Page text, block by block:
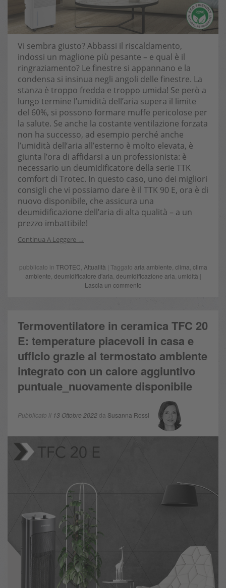
Vi sembra giusto? Abbassi il riscaldamento,
indossi un maglione più pesante – e qual è il
ringraziamento? Le finestre si appannano e la
condensa si insinua negli angoli delle finestre. La
stanza è troppo fredda e troppo umida! Se però a
lungo termine l’umidità dell’aria supera il limite
del 60%, si possono formare muffe pericolose per
la salute. Se anche la costante ventilazione forzata
non ha successo, ad esempio perché anche
l’umidità dell’aria all’esterno è molto elevata, è
giunta l’ora di affidarsi a un professionista: è
necessario un deumidificatore della serie TTK
comfort di Trotec. In questo caso, uno dei migliori
consigli che vi possiamo dare è il TTK 90 E, ora è di
nuovo disponibile, che assicura una
deumidificazione dell’aria di alta qualità – a un
prezzo imbattibile!
Continua A Leggere
pubblicato in TROTEC Attualità | Taggato aria ambiente clima clima
ambiente deumidificatore d'aria deumidificazione aria umidità |
Lascia un commento
Termoventilatore in ceramica TFC 20
E: temperature piacevoli in casa e
ufficio grazie al termostato ambiente
integrato con un calore aggiuntivo
puntuale_nuovamente disponibile
Pubblicato il 13 Ottobre 2022da Susanna Rossi